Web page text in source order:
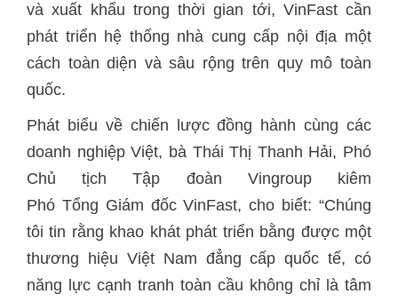
và xuất khẩu trong thời gian tới, VinFast cần
phát triển hệ thống nhà cung cấp nội địa một
cách toàn diện và sâu rộng trên quy mô toàn
quốc.
Phát biểu về chiến lược đồng hành cùng các
doanh nghiệp Việt, bà Thái Thị Thanh Hải, Phó
Chủ tịch Tập đoàn Vingroup kiêm
Phó Tổng Giám đốc VinFast, cho biết: “Chúng
tôi tin rằng khao khát phát triển bằng được một
thương hiệu Việt Nam đẳng cấp quốc tế, có
năng lực cạnh tranh toàn cầu không chỉ là tâm